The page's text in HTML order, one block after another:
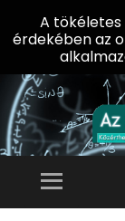
Menü
A tökéletes
érdekében az